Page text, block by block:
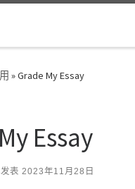
»Grade My Essay
Essay
表 2023年11月28日